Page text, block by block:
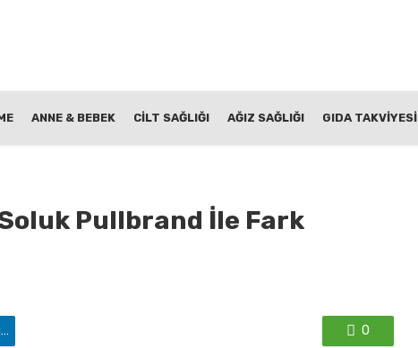
ANNE & BEBEK CİLT SAĞLIĞI AĞIZ SAĞLIĞI GIDA TAKVİYESİ
Pullbrand İle Fark
0